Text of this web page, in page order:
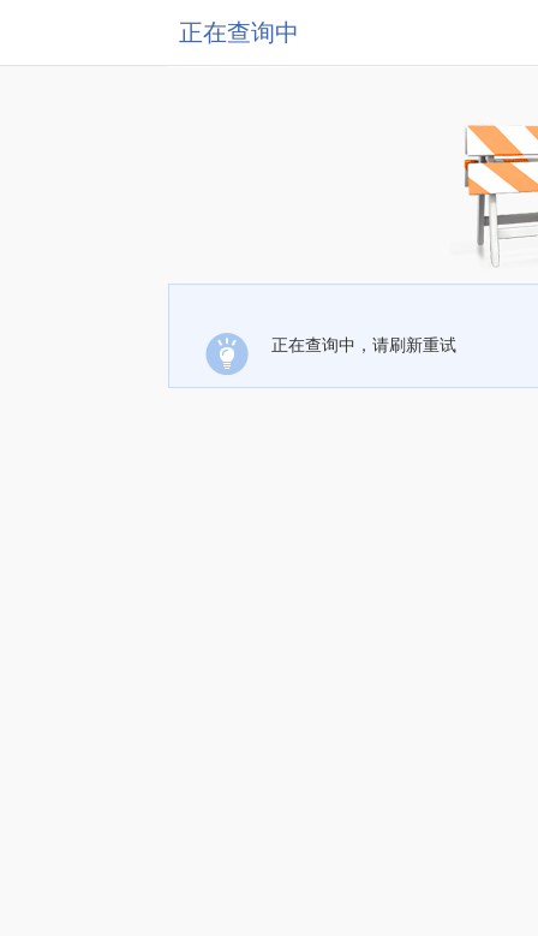
正在查询中
正在查询中，请刷新重试